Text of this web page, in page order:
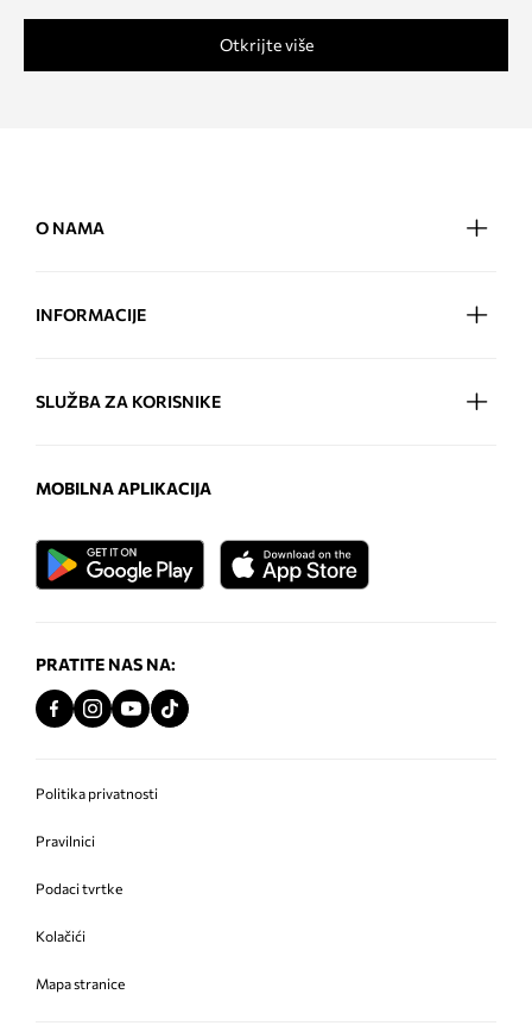
Otkrijte više
O NAMA
INFORMACIJE
SLUŽBA ZA KORISNIKE
MOBILNA APLIKACIJA
PRATITE NAS NA:
Politika privatnosti
Pravilnici
Podaci tvrtke
Kolačići
Mapa stranice